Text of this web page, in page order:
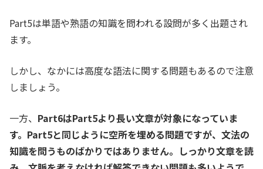
Part5は単語や熟語の知識を問われる設問が多く出題され
ます。
しかし、なかには高度な語法に関する問題もあるので注意
しましょう。
一方、 Part6はPart5より長い文章が対象になっていま
す。Part5と同じように空所を埋める問題ですが、文法の
知識を問うものばかりではありません。しっかり文章を読